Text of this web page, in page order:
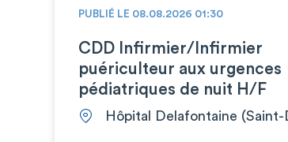
PUBLIÉ LE 08.08.2026 01:30
CDD Infirmier/Infirmier
puériculteur aux urgences
pédiatriques de nuit H/F
Hôpital Delafontaine (Saint-